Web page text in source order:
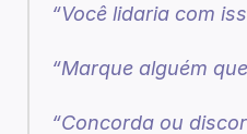
“Você lidaria com
“Marque alguém
“Concorda ou